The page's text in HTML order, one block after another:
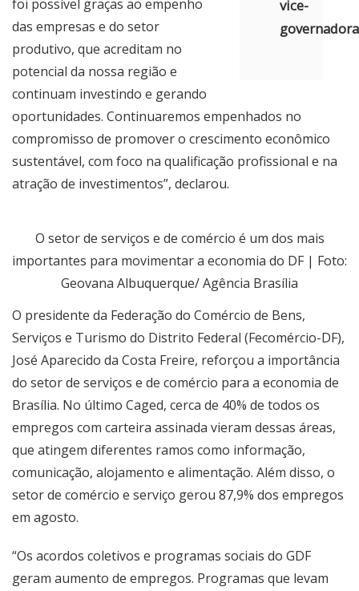
vice-
governadora
foi possível graças ao empenho
das empresas e do setor
produtivo, que acreditam no
potencial da nossa região e
continuam investindo e gerando
oportunidades. Continuaremos empenhados no
compromisso de promover o crescimento econômico
sustentável, com foco na qualificação profissional e na
atração de investimentos”, declarou.
O setor de serviços e de comércio é um dos mais
importantes para movimentar a economia do DF | Foto:
Geovana Albuquerque/ Agência Brasília
O presidente da Federação do Comércio de Bens,
Serviços e Turismo do Distrito Federal (Fecomércio-DF),
José Aparecido da Costa Freire, reforçou a importância
do setor de serviços e de comércio para a economia de
Brasília. No último Caged, cerca de 40% de todos os
empregos com carteira assinada vieram dessas áreas,
que atingem diferentes ramos como informação,
comunicação, alojamento e alimentação. Além disso, o
setor de comércio e serviço gerou 87,9% dos empregos
em agosto.
“Os acordos coletivos e programas sociais do GDF
geram aumento de empregos. Programas que levam